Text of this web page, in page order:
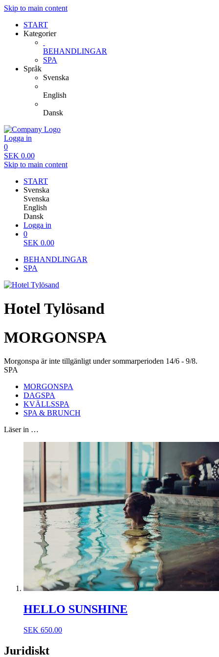
Skip to main content
START
Kategorier
BEHANDLINGAR
SPA
Språk
Svenska
English
Dansk
Logga in
0
SEK 0.00
Skip to main content
START
Svenska
Svenska
English
Dansk
Logga in
0
SEK 0.00
BEHANDLINGAR
SPA
Hotel Tylösand
MORGONSPA
Morgonspa är inte tillgänligt under sommarperioden 14/6 - 9/8.
SPA
MORGONSPA
DAGSPA
KVÄLLSSPA
SPA & BRUNCH
Läser in …
HELLO SUNSHINE
SEK 650.00
Juridiskt